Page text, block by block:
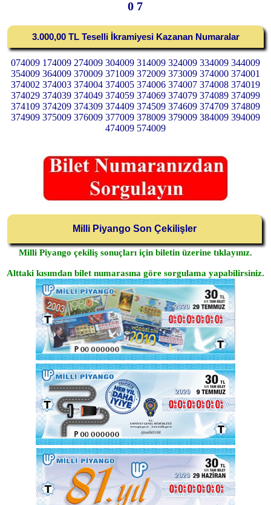
0 7
3.000,00 TL Teselli İkramiyesi Kazanan Numaralar
074009 174009 274009 304009 314009 324009 334009 344009
354009 364009 370009 371009 372009 373009 374000 374001
374002 374003 374004 374005 374006 374007 374008 374019
374029 374039 374049 374059 374069 374079 374089 374099
374109 374209 374309 374409 374509 374609 374709 374809
374909 375009 376009 377009 378009 379009 384009 394009
474009 574009
Milli Piyango Son Çekilişler
Milli Piyango çekiliş sonuçları için biletin üzerine tıklayınız.
Alttaki kısımdan bilet numarasına göre sorgulama yapabilirsiniz.